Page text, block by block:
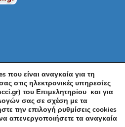
που είναι αναγκαία για τη
στις ηλεκτρονικές υπηρεσίες
του Επιμελητηρίου και για
σας σε σχέση με τα
την επιλογή ρυθμίσεις cookies
απενεργοποιήσετε τα αναγκαία